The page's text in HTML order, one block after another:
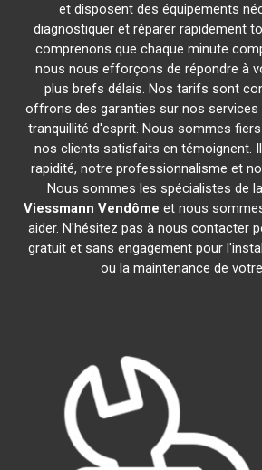
et disposent des équipements
diagnostiquer et réparer rapidement
comprenons que chaque minute
nous nous efforçons de répondre à
plus brefs délais. Nos tarifs sont
offrons des garanties sur nos services
tranquillité d'esprit. Nous sommes
nos clients satisfaits en témoignent.
rapidité, notre professionnalisme et
Nous sommes les spécialistes de la
Viessmann Vendôme et nous
aider. N'hésitez pas à nous contacter
gratuit et sans engagement pour
ou la maintenance de